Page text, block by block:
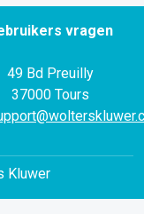
vragen
49 Bd Preuilly
37000 Tours
Kluwer